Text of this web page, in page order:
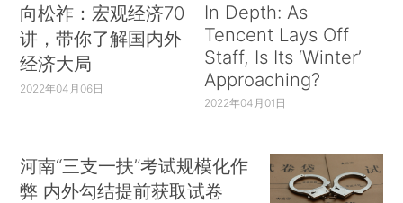
向松祚：宏观经济70
讲，带你了解国内外
经济大局
2022年04月06日
In Depth: As
Tencent Lays Off
Staff, Is Its ‘Winter’
Approaching?
2022年04月01日
河南“三支一扶”考试规模化作
弊 内外勾结提前获取试卷